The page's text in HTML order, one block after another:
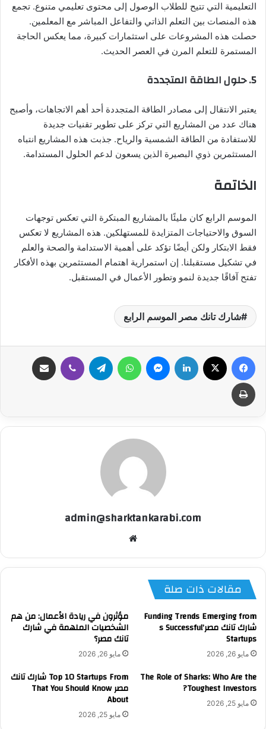
التعليمية التي تتيح للطلاب الوصول إلى محتوى تعليمي متنوع. تجمع
هذه المنصات بين التعلم الذاتي والتفاعل المباشر مع المعلمين.
حصلت هذه المشروعات على استثمارات كبيرة، مما يعكس الحاجة
المستمرة للتعلم المرن في العصر الحديث.
5. حلول الطاقة المتجددة
يعتبر الانتقال إلى مصادر الطاقة المتجددة أحد أهم الاتجاهات، وأصبح
هناك عدد من المشاريع التي تركز على تطوير تقنيات جديدة
للاستفادة من الطاقة الشمسية والرياح. جذبت هذه المشاريع انتباه
المستثمرين ذوي البصيرة الذين يسعون لدعم الحلول المستدامة.
الخاتمة
الموسم الرابع كان مليئًا بالمشاريع المبتكرة التي تعكس توجهات
السوق والاحتياجات المتزايدة للمستهلكين. هذه المشاريع لا تعكس
فقط الابتكار ولكن أيضًا تؤكد على أهمية الاستدامة والصحة والعلم
في تشكيل مستقبلنا. إن استمرارية اهتمام المستثمرين بهذه الأفكار
تفتح آفاقًا جديدة لنمو وتطور الأعمال في المستقبل.
شارك تانك مصر الموسم الرابع
فيسبوك لينكدإن ماسنجر واتساب تيلقرام ڤايبر
طباعة
admin@sharktankarabi.com
مقالات ذات صلة
Funding Trends Emerging from
شارك تانك مصر’s Successful
Startups
مايو 26, 2026
مؤثرون في ريادة الأعمال: من هم
الشخصيات الملهمة في شارك
تانك مصر؟
مايو 26, 2026
The Role of Sharks: Who Are the
Toughest Investors?
مايو 25, 2026
Top 10 Startups From شارك تانك
مصر That You Should Know
About
مايو 25, 2026